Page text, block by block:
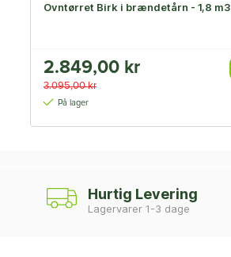
Ovntørret Birk i brændetårn - 1,8 m3
2.849,00 kr
3.095,00 kr
På lager
Hurtig Levering
Lagervarer 1-3 dage